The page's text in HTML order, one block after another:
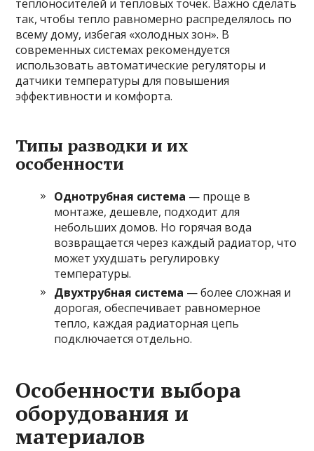
теплоносителей и тепловых точек. Важно сделать
так, чтобы тепло равномерно распределялось по
всему дому, избегая «холодных зон». В
современных системах рекомендуется
использовать автоматические регуляторы и
датчики температуры для повышения
эффективности и комфорта.
Типы разводки и их
особенности
Однотрубная система — проще в
монтаже, дешевле, подходит для
небольших домов. Но горячая вода
возвращается через каждый радиатор, что
может ухудшать регулировку
температуры.
Двухтрубная система — более сложная и
дорогая, обеспечивает равномерное
тепло, каждая радиаторная цепь
подключается отдельно.
Особенности выбора
оборудования и
материалов